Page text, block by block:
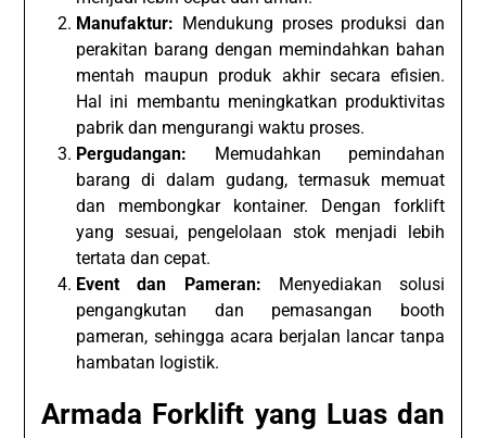
Manufaktur: Mendukung proses produksi dan
perakitan barang dengan memindahkan bahan
mentah maupun produk akhir secara efisien.
Hal ini membantu meningkatkan produktivitas
pabrik dan mengurangi waktu proses.
Pergudangan: Memudahkan pemindahan
barang di dalam gudang, termasuk memuat
dan membongkar kontainer. Dengan forklift
yang sesuai, pengelolaan stok menjadi lebih
tertata dan cepat.
Event dan Pameran: Menyediakan solusi
pengangkutan dan pemasangan booth
pameran, sehingga acara berjalan lancar tanpa
hambatan logistik.
Armada Forklift yang Luas dan